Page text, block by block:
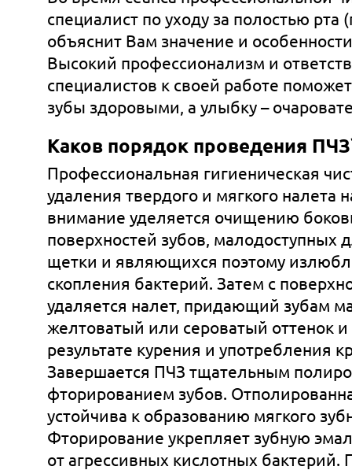
специалист по уходу за полостью рта
объяснит Вам значение и
Высокий профессионализм и
специалистов к своей работе
зубы здоровыми, а улыбку –
Каков порядок проведения
Профессиональная гигиеническая
удаления твердого и мягкого налета
внимание уделяется очищению
поверхностей зубов, малодоступных
щетки и являющихся поэтому
скопления бактерий. Затем с
удаляется налет, придающий зубам
желтоватый или сероватый оттенок
результате курения и употребления
Завершаeтся ПЧЗ тщательным
фторированием зубов.
устойчива к образованию мягкого
Фторирование укрепляет зубную
от агрессивных кислотных бактерий.